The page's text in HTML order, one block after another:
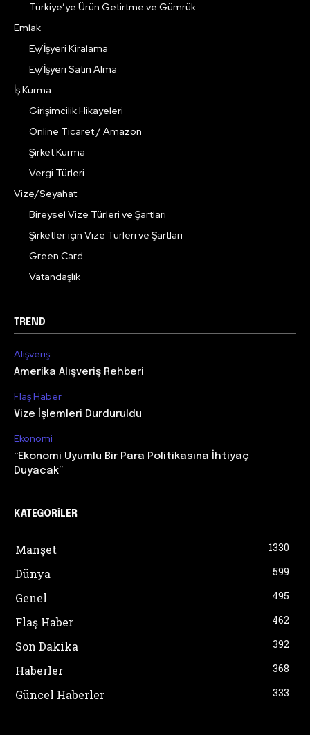
Türkiye’ye Ürün Getirtme ve Gümrük
Emlak
Ev/İşyeri Kiralama
Ev/İşyeri Satın Alma
İş Kurma
Girişimcilik Hikayeleri
Online Ticaret / Amazon
Şirket Kurma
Vergi Türleri
Vize/Seyahat
Bireysel Vize Türleri ve Şartları
Şirketler için Vize Türleri ve Şartları
Green Card
Vatandaşlık
TREND
Alışveriş
Amerika Alışveriş Rehberi
Flaş Haber
Vize İşlemleri Durduruldu
Ekonomi
“Ekonomi Uyumlu Bir Para Politikasına İhtiyaç
Duyacak”
KATEGORILER
Manşet 1330
Dünya 599
Genel 495
Flaş Haber 462
Son Dakika 392
Haberler 368
Güncel Haberler 333